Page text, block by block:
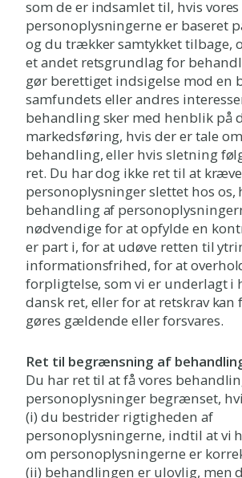
som de er indsamlet til, hvis
personoplysningerne er baseret
og du trækker samtykket tilbage,
et andet retsgrundlag for
gør berettiget indsigelse mod en
samfundets eller andres
behandling sker med henblik på
markedsføring, hvis der er tale
behandling, eller hvis sletning
ret. Du har dog ikke ret til at kræve
personoplysninger slettet hos os,
behandling af
nødvendige for at opfylde en
er part i, for at udøve retten til
informationsfrihed, for at
forpligtelse, som vi er underlagt i
dansk ret, eller for at retskrav kan
gøres gældende eller forsvares.
Ret til begrænsning af
Du har ret til at få vores
personoplysninger begrænset,
(i) du bestrider rigtigheden af
personoplysningerne, indtil at vi
om personoplysningerne er
(ii) behandlingen er ulovlig, men